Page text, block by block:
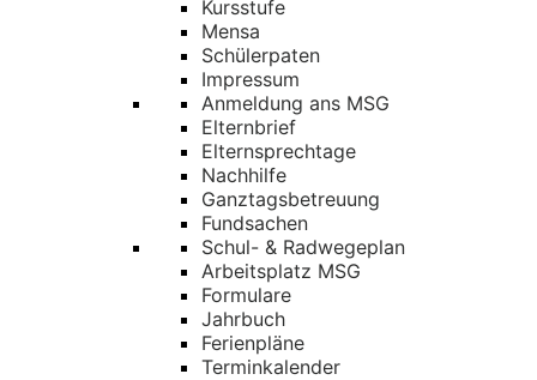
Kursstufe
Mensa
Schülerpaten
Impressum
Anmeldung ans MSG
Elternbrief
Elternsprechtage
Nachhilfe
Ganztagsbetreuung
Fundsachen
Schul- & Radwegeplan
Arbeitsplatz MSG
Formulare
Jahrbuch
Ferienpläne
Terminkalender